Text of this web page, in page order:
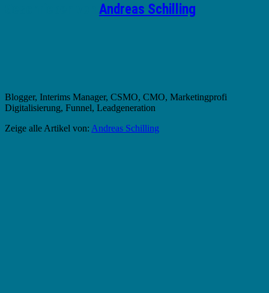
Andreas Schilling
Blogger, Interims Manager, CSMO, CMO, Marketingprofi
Digitalisierung, Funnel, Leadgeneration
Zeige alle Artikel von: Andreas Schilling